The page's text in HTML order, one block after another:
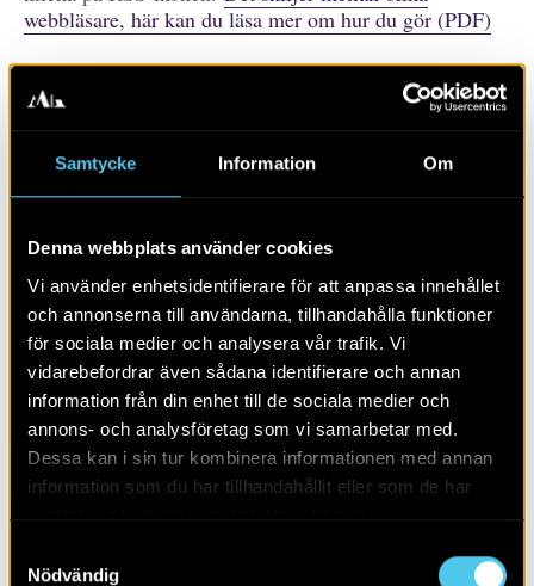
Samtycke Information Om
Denna webbplats använder cookies
Vi använder enhetsidentifierare för att anpassa innehållet
och annonserna till användarna, tillhandahålla funktioner
för sociala medier och analysera vår trafik. Vi
vidarebefordrar även sådana identifierare och annan
information från din enhet till de sociala medier och
annons- och analysföretag som vi samarbetar med.
Dessa kan i sin tur kombinera informationen med annan
information som du har tillhandahållit eller som de har
Nödvändig
webbläsare, här kan du läsa mer om hur du gör (PDF)
Populärvetenskap Rapporter Skola Övrigt